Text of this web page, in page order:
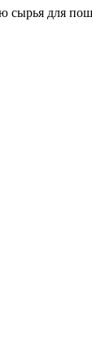
сырья для